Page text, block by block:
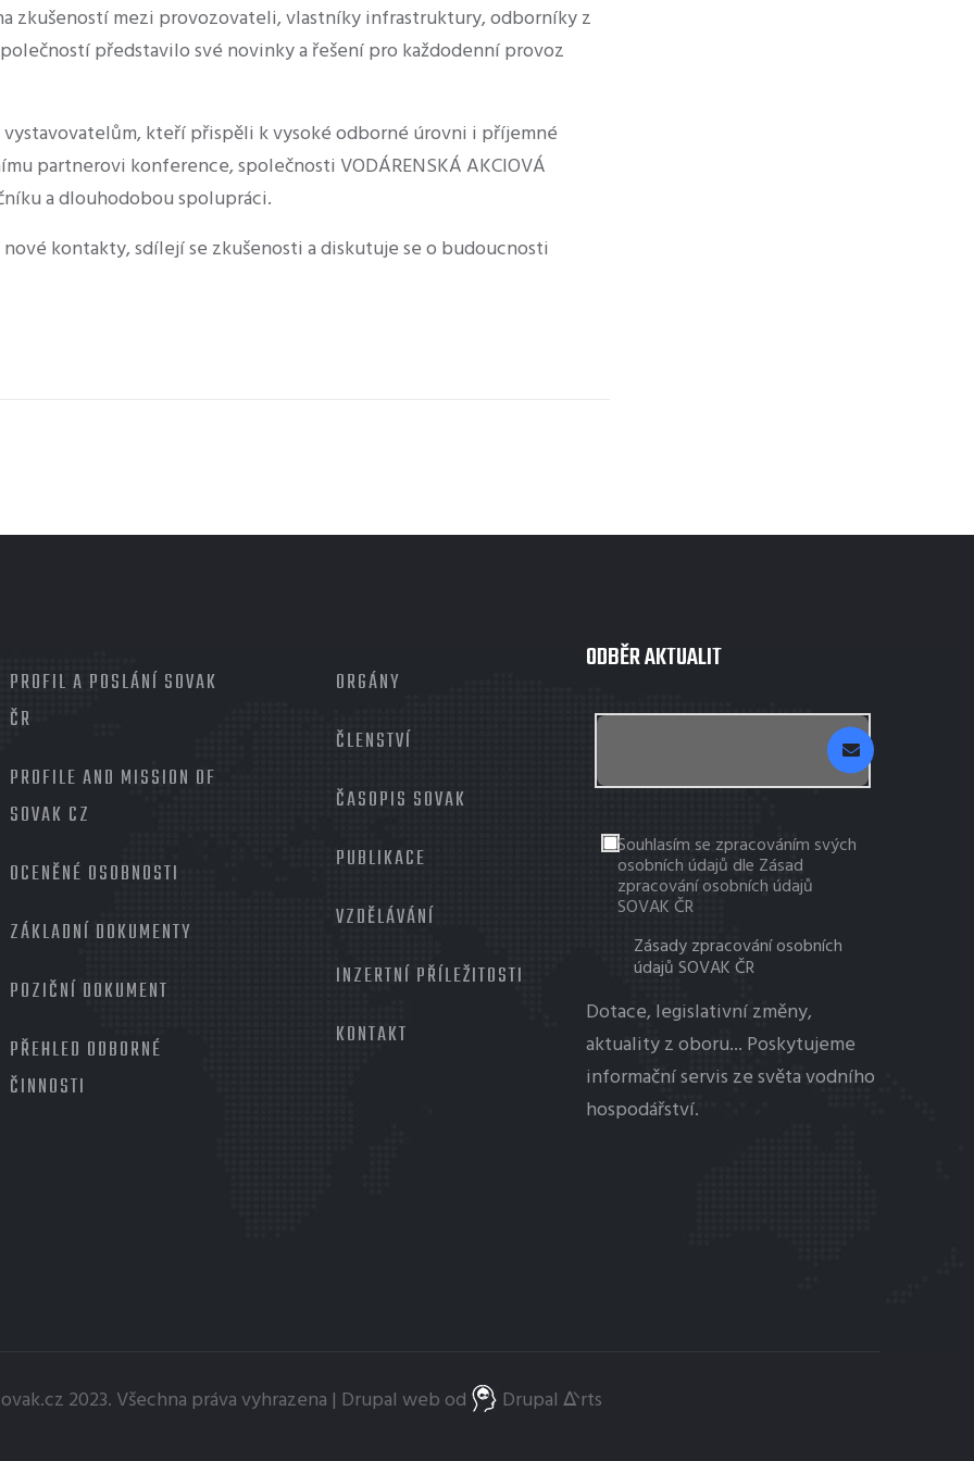
zkušeností mezi provozovateli, vlastníky infrastruktury, odborníky z
představilo své novinky a řešení pro každodenní provoz
kteří přispěli k vysoké odborné úrovni i příjemné
partnerovi konference, společnosti VODÁRENSKÁ AKCIOVÁ
a dlouhodobou spolupráci.
kontakty, sdílejí se zkušenosti a diskutuje se o budoucnosti
PROFIL A POSLÁNÍ SOVAK
ČR
PROFILE AND MISSION OF
SOVAK CZ
OCENĚNÉ OSOBNOSTI
ZÁKLADNÍ DOKUMENTY
POZIČNÍ DOKUMENT
PŘEHLED ODBORNÉ
ČINNOSTI
ORGÁNY
ČLENSTVÍ
ČASOPIS SOVAK
PUBLIKACE
VZDĚLÁVÁNÍ
INZERTNÍ PŘÍLEŽITOSTI
KONTAKT
ODBĚR AKTUALIT
Souhlasím se zpracováním svých
osobních údajů dle Zásad
zpracování osobních údajů
SOVAK ČR
Zásady zpracování osobních
údajů SOVAK ČR
Dotace, legislativní změny,
aktuality z oboru... Poskytujeme
informační servis ze světa vodního
hospodářství.
2023. Všechna práva vyhrazena | Drupal web od Drupal ᐬrts